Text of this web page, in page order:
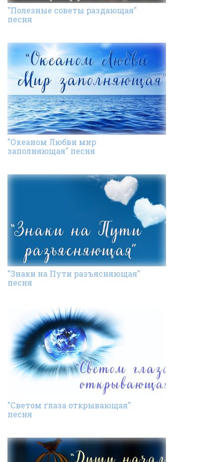
"Полезные советы раздающая"
песня
"Океаном Любви мир
заполняющая" песня
"Знаки на Пути разъясняющая"
песня
"Светом глаза открывающая"
песня